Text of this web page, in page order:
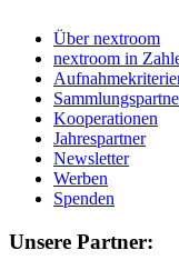
Über nextroom
nextroom in
Kooperationen
Jahrespartner
Newsletter
Werben
Spenden
Unsere Partner: